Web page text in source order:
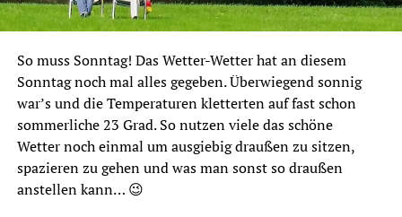
So muss Sonntag! Das Wetter-Wetter hat an diesem
Sonntag noch mal alles gegeben. Überwiegend sonnig
war’s und die Temperaturen kletterten auf fast schon
sommerliche 23 Grad. So nutzen viele das schöne
Wetter noch einmal um ausgiebig draußen zu sitzen,
spazieren zu gehen und was man sonst so draußen
anstellen kann… 😉